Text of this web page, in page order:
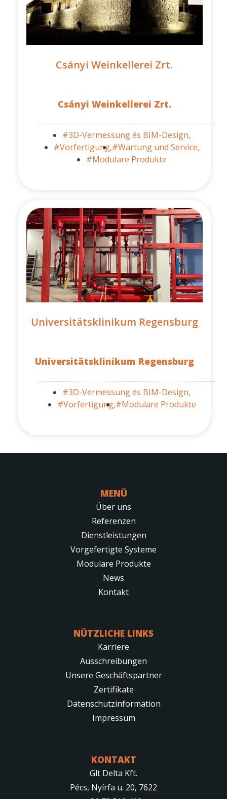
Csányi Weinkellerei Zrt.
Csányi Weinkellerei Zrt.
#3D-Vermessung és BIM-Design,
#Vorfertigung,#Wartung und Service,
#Modulare Produkte
Universitätsklinikum Regensburg
Universitätsklinikum Regensburg
#3D-Vermessung és BIM-Design,
#Vorfertigung,#Modulare Produkte
MENÜ
Über uns
Referenzen
Dienstleistungen
Vorgefertigte Systeme
Modulare Produkte
News
Kontakt
NÜTZLICHE LINKS
Karriere
Ausschreibungen
Unsere Geschäftspartner
Zertifikate
Datenschutzinformation
Impressum
KONTAKT
Glt Delta Kft.
Pécs, Nyírfa u. 20, 7622